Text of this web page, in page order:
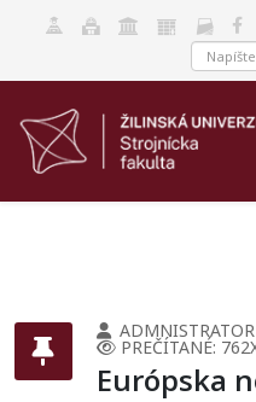
ADMNISTRATOR
PREČÍTANÉ:
Európska